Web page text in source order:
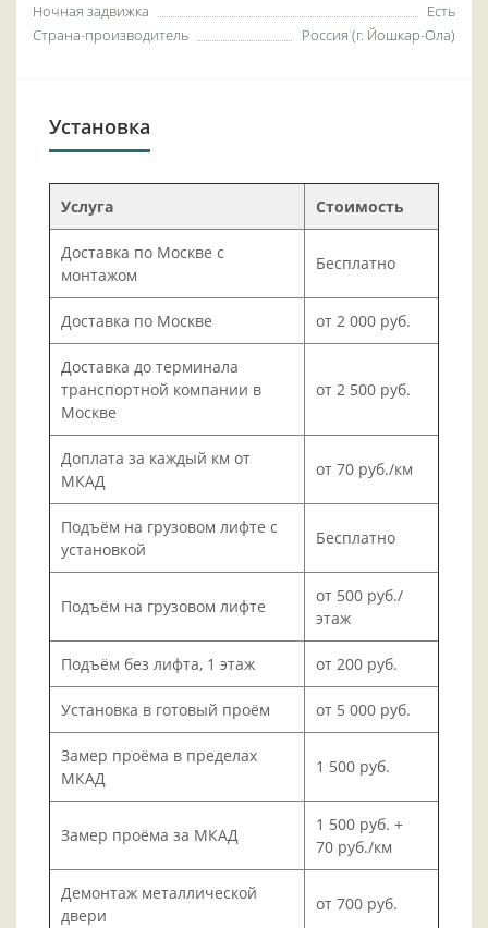
Ночная задвижка
Есть
Страна-производитель
Россия (г. Йошкар-Ола)
Установка
Услуга Стоимость
Доставка по Москве с
монтажом
Бесплатно
Доставка по Москве от 2 000 руб.
Доставка до терминала
транспортной компании в
Москве
от 2 500 руб.
Доплата за каждый км от
МКАД
от 70 руб./км
Подъём на грузовом лифте с
установкой
Бесплатно
Подъём на грузовом лифте
от 500 руб./
этаж
Подъём без лифта, 1 этаж от 200 руб.
Установка в готовый проём от 5 000 руб.
Замер проёма в пределах
МКАД
1 500 руб.
Замер проёма за МКАД
1 500 руб. +
70 руб./км
Демонтаж металлической
двери
от 700 руб.